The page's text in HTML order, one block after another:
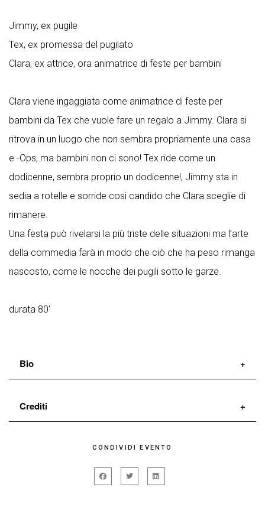
Jimmy, ex pugile
Tex, ex promessa del pugilato
Clara, ex attrice, ora animatrice di feste per bambini
Clara viene ingaggiata come animatrice di feste per
bambini da Tex che vuole fare un regalo a Jimmy. Clara si
ritrova in un luogo che non sembra propriamente una casa
e -Ops, ma bambini non ci sono! Tex ride come un
dodicenne, sembra proprio un dodicenne!, Jimmy sta in
sedia a rotelle e sorride così candido che Clara sceglie di
rimanere.
Una festa può rivelarsi la più triste delle situazioni ma l’arte
della commedia farà in modo che ciò che ha peso rimanga
nascosto, come le nocche dei pugili sotto le garze.
durata 80'
Bio
È attrice e drammaturga cagliaritana. Tra i suoi
Neiwiller, Nina Simone, Cristina Campo, Beckett.
Crediti
drammaturgia e regiaRita Frongia
Antonini
CONDIVIDI EVENTO